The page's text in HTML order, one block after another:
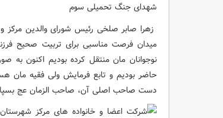
زهرا صابر صلخی رئیس شورای والدین مرکز
میدان فرصت مناسبی برای تربیت صحیح
نوجوانان مان منتقل کرده بودیم اکنون به
حاضر بودیم و تابع فرمایش ولی فقیه مان
دست صاحب اصلی آن، صاحب الزمان عج